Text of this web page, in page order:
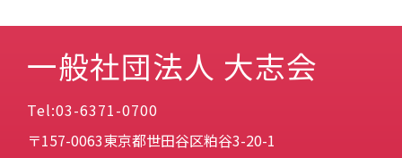
一般社団法人 大志会
Tel:03-6371-0700
〒157-0063東京都世田谷区粕谷3-20-1